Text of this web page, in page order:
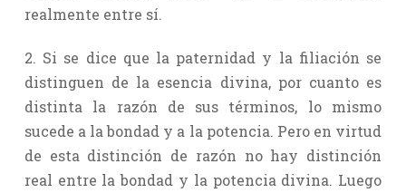
realmente entre sí.
2. Si se dice que la paternidad y la filiación se
distinguen de la esencia divina, por cuanto es
distinta la razón de sus términos, lo mismo
sucede a la bondad y a la potencia. Pero en virtud
de esta distinción de razón no hay distinción
real entre la bondad y la potencia divina. Luego